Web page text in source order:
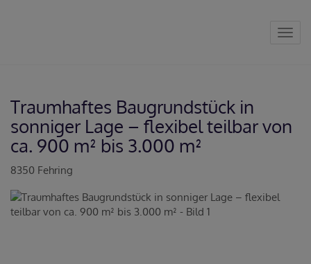
Traumhaftes Baugrundstück in
sonniger Lage – flexibel teilbar von
ca. 900 m² bis 3.000 m²
8350 Fehring